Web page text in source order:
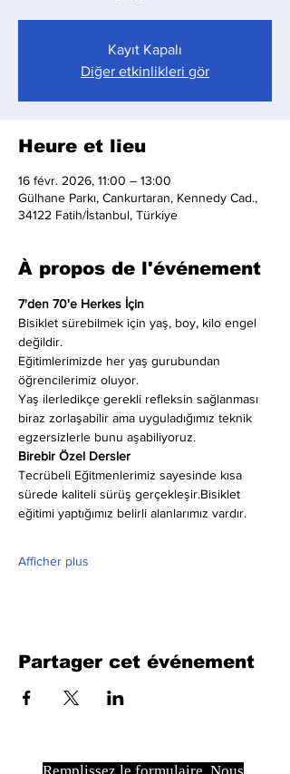
Kayıt Kapalı
Diğer etkinlikleri gör
Heure et lieu
16 févr. 2026, 11:00 – 13:00
Gülhane Parkı, Cankurtaran, Kennedy Cad.,
34122 Fatih/İstanbul, Türkiye
À propos de l'événement
7'den 70'e Herkes İçin
Bisiklet sürebilmek için yaş, boy, kilo engel
değildir.
Eğitimlerimizde her yaş gurubundan
öğrencilerimiz oluyor.
Yaş ilerledikçe gerekli refleksin sağlanması
biraz zorlaşabilir ama uyguladığımız teknik
egzersizlerle bunu aşabiliyoruz.
Birebir Özel Dersler
Tecrübeli Eğitmenlerimiz sayesinde kısa
sürede kaliteli sürüş gerçekleşir.Bisiklet
eğitimi yaptığımız belirli alanlarımız vardır.
Afficher plus
Partager cet événement